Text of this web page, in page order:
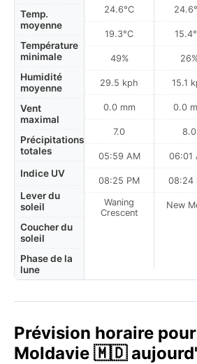
Temp.
moyenne
Température
minimale
Humidité
moyenne
Vent
maximal
Précipitations
totales
Indice UV
Lever du
soleil
Coucher du
soleil
Phase de la
lune
24.6°C
19.3°C
49%
29.5 kph
0.0 mm
7.0
05:59 AM
08:25 PM
Waning
Crescent
15.1
0.0
8.0
06:01
08:24
New
Prévision horaire
Moldavie 🇲🇩